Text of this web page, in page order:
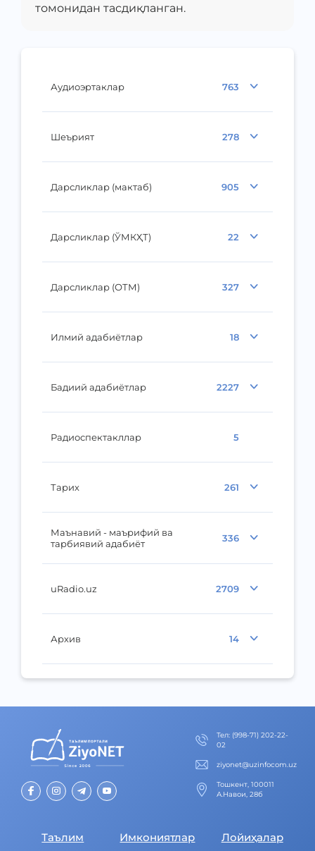
Аудиоэртаклар 763
Шеърият 278
Дарсликлар (мактаб) 905
Дарсликлар (ЎМКҲТ) 22
Дарсликлар (ОТМ) 327
Илмий адабиётлар 18
Бадиий адабиётлар 2227
Радиоспектакллар 5
Тарих 261
Маънавий - маърифий ва
тарбиявий адабиёт
336
uRadio.uz 2709
Архив 14
томонидан тасдиқланган.
Тел: (998-71) 202-22-
02
ziyonet@uzinfocom.uz
Тошкент, 100011
А.Навои, 28б
Таълим Имкониятлар Лойиҳалар